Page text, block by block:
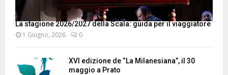
La stagione 2026/2027 della Scala: guida per il viaggiatore
1 Giugno, 2026 0
XVI edizione de “La Milanesiana”, il 30
maggio a Prato